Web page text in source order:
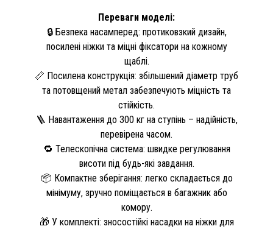
Переваги моделі:
🔒 Безпека насамперед: протиковзкий дизайн,
посилені ніжки та міцні фіксатори на кожному
щаблі.
📏 Посилена конструкція: збільшений діаметр труб
та потовщений метал забезпечують міцність та
стійкість.
🪜 Навантаження до 300 кг на ступінь – надійність,
перевірена часом.
🔁 Телескопічна система: швидке регулювання
висоти під будь-які завдання.
📦 Компактне зберігання: легко складається до
мінімуму, зручно поміщається в багажник або
комору.
🎁 У комплекті: зносостійкі насадки на ніжки для